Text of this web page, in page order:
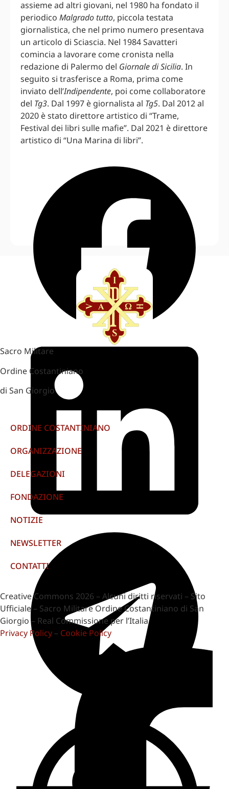
assieme ad altri giovani, nel 1980 ha fondato il
periodico Malgrado tutto, piccola testata
giornalistica, che nel primo numero presentava
un articolo di Sciascia. Nel 1984 Savatteri
comincia a lavorare come cronista nella
redazione di Palermo del Giornale di Sicilia. In
seguito si trasferisce a Roma, prima come
inviato dell’Indipendente, poi come collaboratore
del Tg3. Dal 1997 è giornalista al Tg5. Dal 2012 al
2020 è stato direttore artistico di “Trame,
Festival dei libri sulle mafie”. Dal 2021 è direttore
artistico di “Una Marina di libri”.
Sacro Militare
Ordine Costantiniano
di San Giorgio
ORDINE COSTANTINIANO
ORGANIZZAZIONE
DELEGAZIONI
FONDAZIONE
NOTIZIE
NEWSLETTER
CONTATTI
Creative Commons 2026 – Alcuni diritti riservati – Sito
Ufficiale – Sacro Militare Ordine Costantiniano di San
Giorgio – Real Commissione per l’Italia
Privacy Policy – Cookie Policy